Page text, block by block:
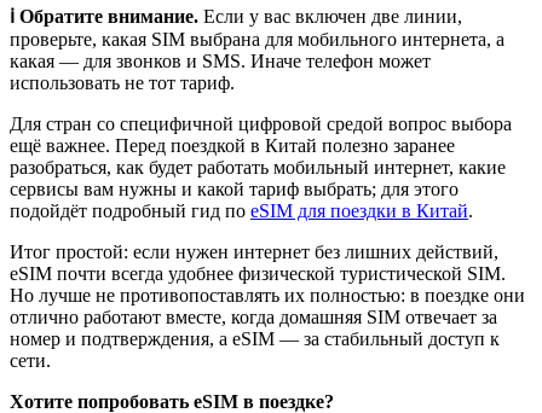
ℹ️ Обратите внимание. Если у вас включен две линии,
проверьте, какая SIM выбрана для мобильного интернета, а
какая — для звонков и SMS. Иначе телефон может
использовать не тот тариф.
Для стран со специфичной цифровой средой вопрос выбора
ещё важнее. Перед поездкой в Китай полезно заранее
разобраться, как будет работать мобильный интернет, какие
сервисы вам нужны и какой тариф выбрать; для этого
подойдёт подробный гид по eSIM для поездки в Китай.
Итог простой: если нужен интернет без лишних действий,
eSIM почти всегда удобнее физической туристической SIM.
Но лучше не противопоставлять их полностью: в поездке они
отлично работают вместе, когда домашняя SIM отвечает за
номер и подтверждения, а eSIM — за стабильный доступ к
сети.
Хотите попробовать eSIM в поездке?